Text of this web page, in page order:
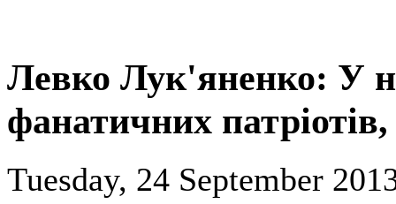
Левко Лук'яненко: У
фанатичних
Tuesday, 24 September